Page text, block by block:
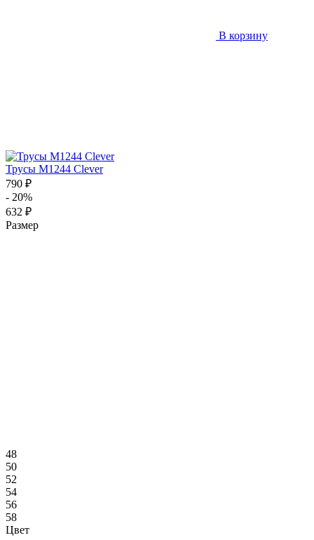
В корзину
Трусы M1244 Clever
790 ₽
- 20%
632 ₽
Размер
48
50
52
54
56
58
Цвет